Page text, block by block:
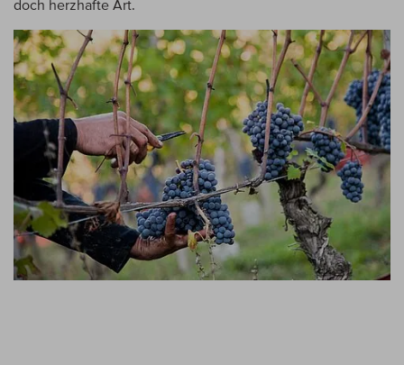
doch herzhafte Art.